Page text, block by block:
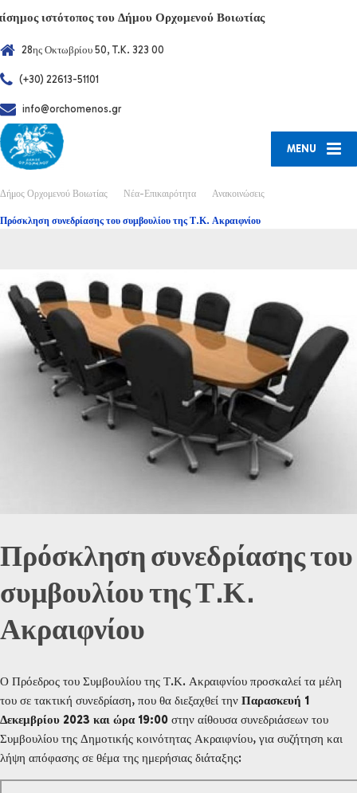
ιστότοπος του Δήμου Ορχομενού Βοιωτίας
28ης Οκτωβρίου 50, T.K. 323 00
(+30) 22613-51101
info@orchomenos.gr
MENU
Δήμος Ορχομενού Βοιωτίας Νέα-Επικαιρότητα Ανακοινώσεις
Πρόσκληση συνεδρίασης του συμβουλίου της Τ.Κ. Ακραιφνίου
Πρόσκληση συνεδρίασης του
συμβουλίου της Τ.Κ.
Ακραιφνίου
Ο Πρόεδρος του Συμβουλίου της Τ.Κ. Ακραιφνίου προσκαλεί τα μέλη
του σε τακτική συνεδρίαση, που θα διεξαχθεί την Παρασκευή 1
Δεκεμβρίου 2023 και ώρα 19:00 στην αίθουσα συνεδριάσεων του
Συμβουλίου της Δημοτικής κοινότητας Ακραιφνίου, για συζήτηση και
λήψη απόφασης σε θέμα της ημερήσιας διάταξης: